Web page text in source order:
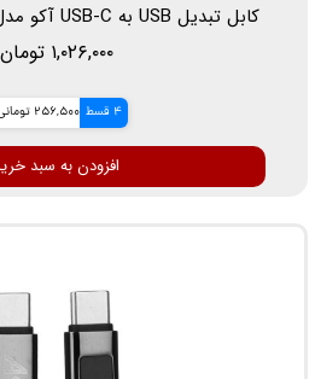
کابل تبدیل USB به USB-C آکو مدل AC-22 طول 1 متر
۱,۰۲۶,۰۰۰ تومان
4 قسط 256,500 تومانی
افزودن به سبد